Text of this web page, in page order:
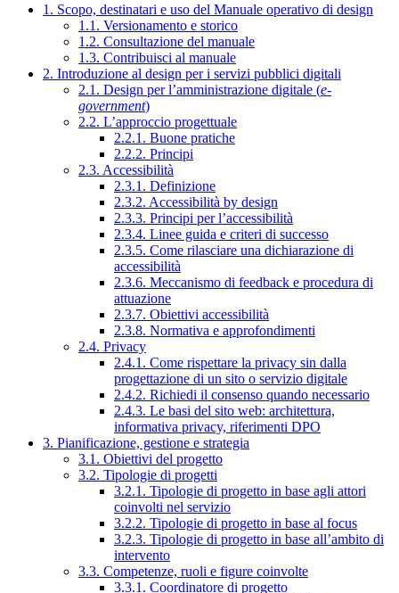
1. Scopo, destinatari e uso del Manuale operativo di design
1.1. Versionamento e storico
1.2. Consultazione del manuale
1.3. Contribuisci al manuale
2. Introduzione al design per i servizi pubblici digitali
2.1. Design per l’amministrazione digitale (e-
government)
2.2. L’approccio progettuale
2.2.1. Buone pratiche
2.2.2. Principi
2.3. Accessibilità
2.3.1. Definizione
2.3.2. Accessibilità by design
2.3.3. Principi per l’accessibilità
2.3.4. Linee guida e criteri di successo
2.3.5. Come rilasciare una dichiarazione di
accessibilità
2.3.6. Meccanismo di feedback e procedura di
attuazione
2.3.7. Obiettivi accessibilità
2.3.8. Normativa e approfondimenti
2.4. Privacy
2.4.1. Come rispettare la privacy sin dalla
progettazione di un sito o servizio digitale
2.4.2. Richiedi il consenso quando necessario
2.4.3. Le basi del sito web: architettura,
informativa privacy, riferimenti DPO
3. Pianificazione, gestione e strategia
3.1. Obiettivi del progetto
3.2. Tipologie di progetti
3.2.1. Tipologie di progetto in base agli attori
coinvolti nel servizio
3.2.2. Tipologie di progetto in base al focus
3.2.3. Tipologie di progetto in base all’ambito di
intervento
3.3. Competenze, ruoli e figure coinvolte
3.3.1. Coordinatore di progetto